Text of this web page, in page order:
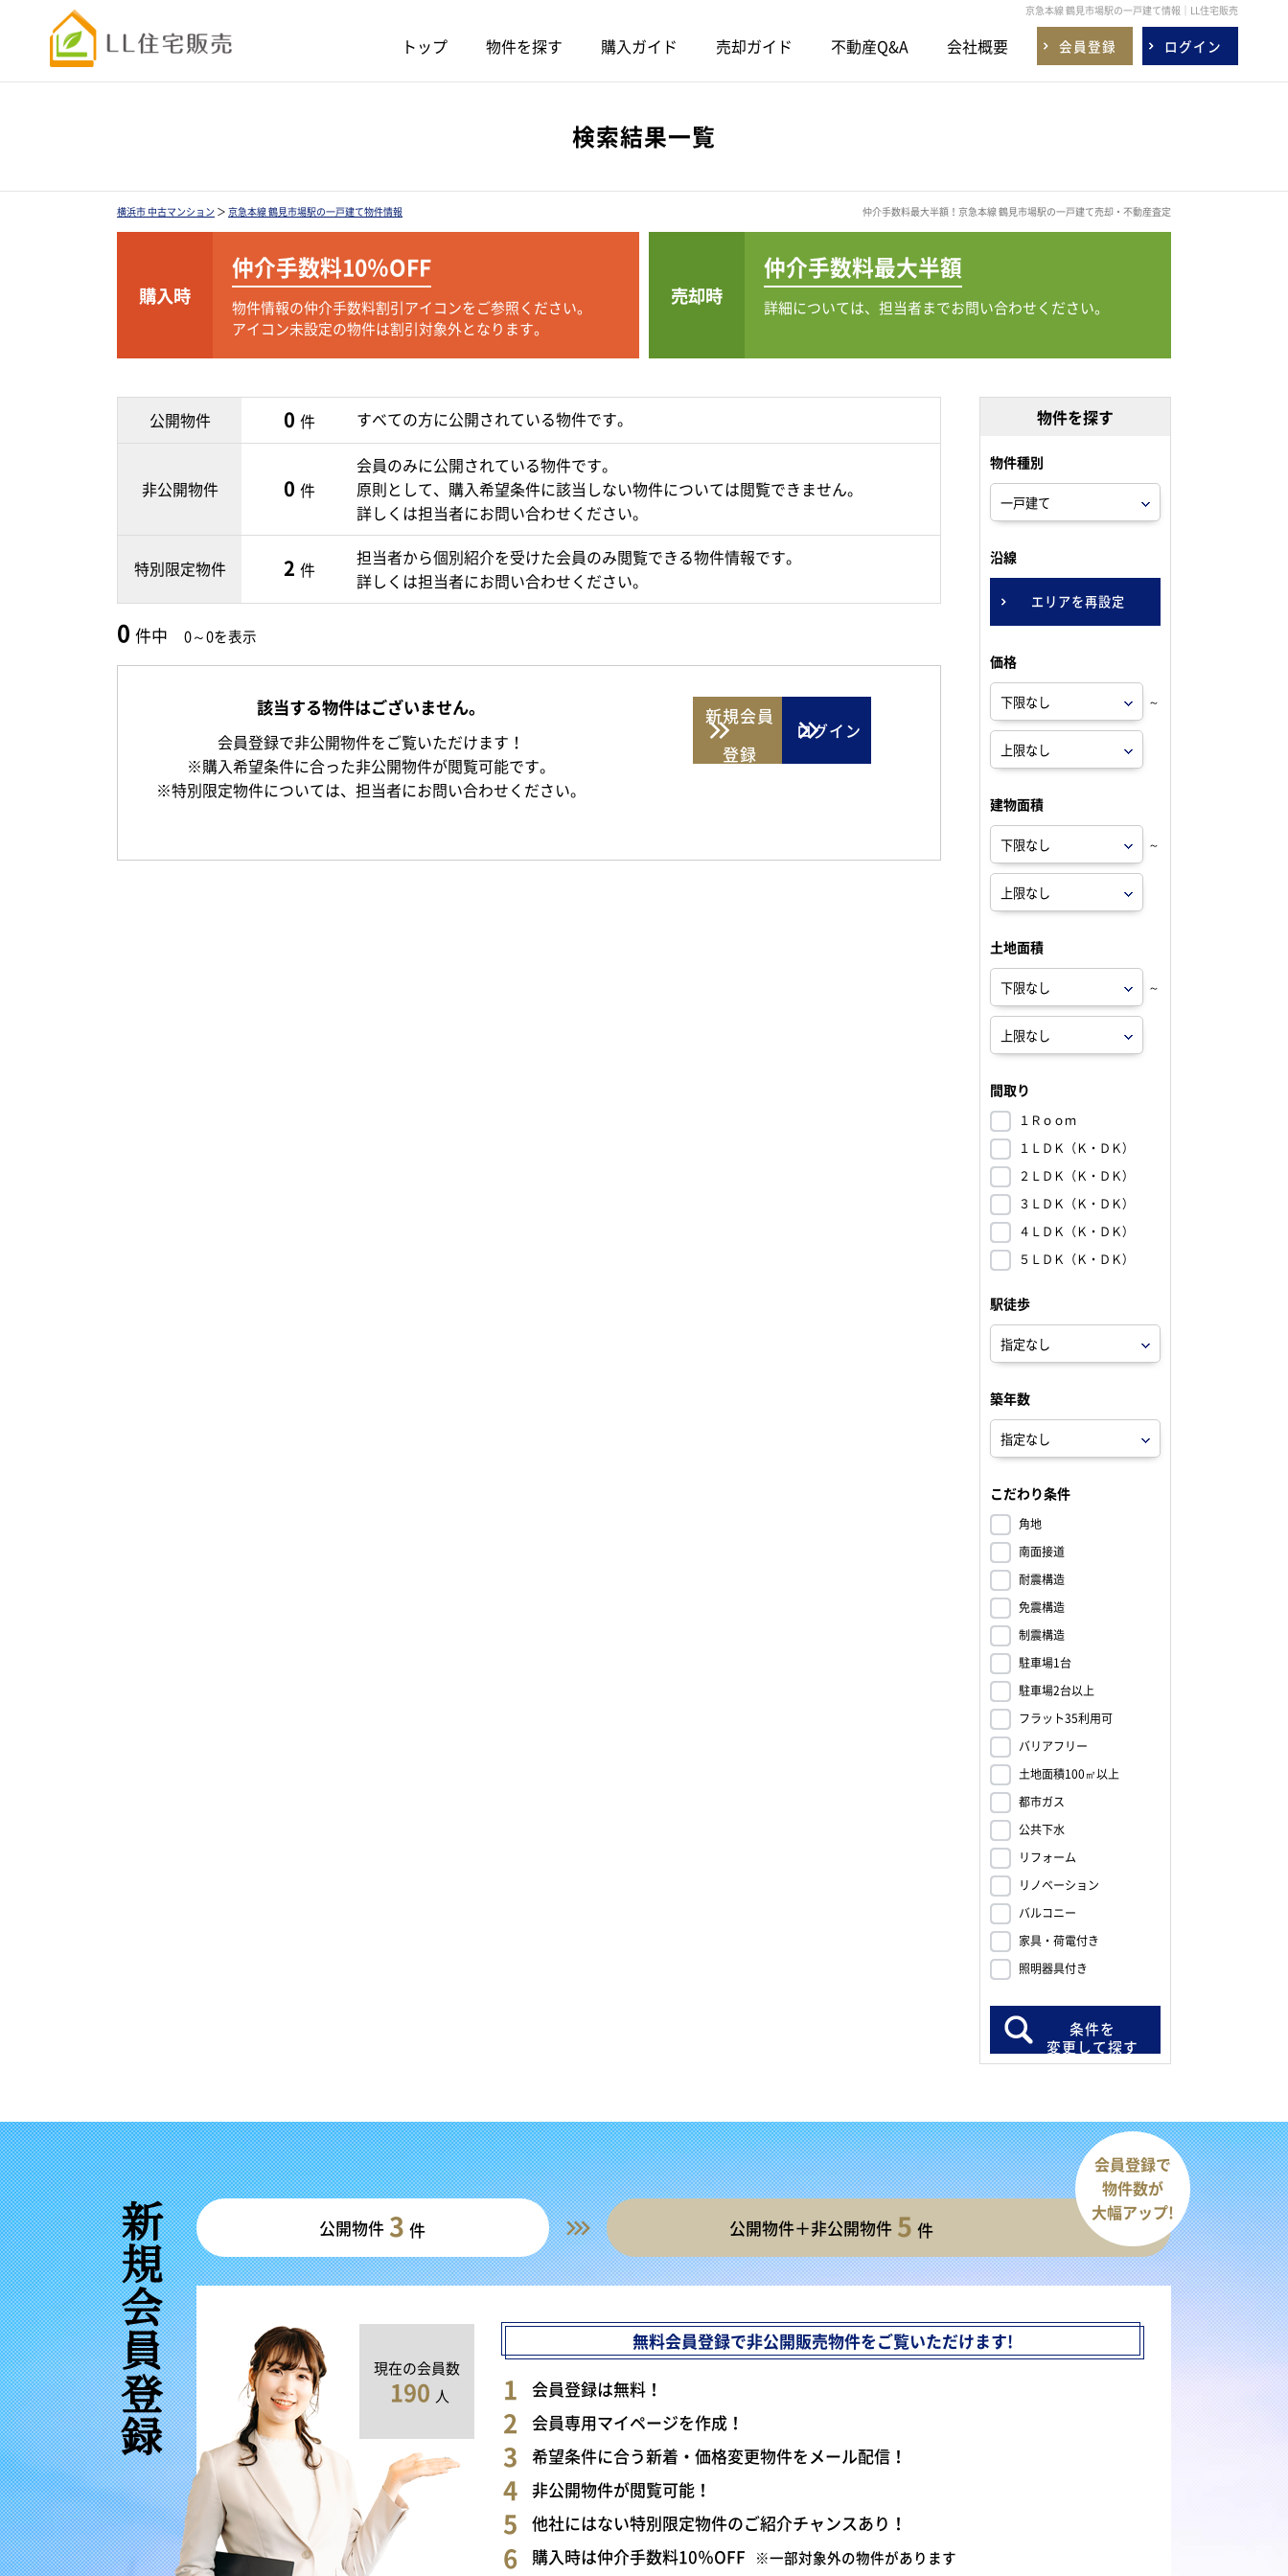
京急本線 鶴見市場駅の一戸建て情報｜LL住宅販売
トップ 物件を探す 購入ガイド 売却ガイド 不動産Q&A 会社概要 会員登録 ログイン
検索結果一覧
横浜市 中古マンション ＞ 京急本線 鶴見市場駅の一戸建て物件情報 仲介手数料最大半額！京急本線 鶴見市場駅の一戸建て売却・不動産査定
購入時
仲介手数料10％OFF
物件情報の仲介手数料割引アイコンをご参照ください。
アイコン未設定の物件は割引対象外となります。
売却時
仲介手数料最大半額
詳細については、担当者までお問い合わせください。
公開物件 0 件 すべての方に公開されている物件です。
非公開物件 0 件
会員のみに公開されている物件です。
原則として、購入希望条件に該当しない物件については閲覧できません。
詳しくは担当者にお問い合わせください。
特別限定物件 2 件
担当者から個別紹介を受けた会員のみ閲覧できる物件情報です。
詳しくは担当者にお問い合わせください。
0 件中 0～0を表示
該当する物件はございません。
会員登録で非公開物件をご覧いただけます！
※購入希望条件に合った非公開物件が閲覧可能です。
※特別限定物件については、担当者にお問い合わせください。
新規会員
登録
ログイン
物件を探す
物件種別
沿線
エリアを再設定
価格
～
建物面積
～
土地面積
～
間取り
１Ｒｏｏｍ
１ＬＤＫ（Ｋ・ＤＫ）
２ＬＤＫ（Ｋ・ＤＫ）
３ＬＤＫ（Ｋ・ＤＫ）
４ＬＤＫ（Ｋ・ＤＫ）
５ＬＤＫ（Ｋ・ＤＫ）
駅徒歩
築年数
こだわり条件
角地
南面接道
耐震構造
免震構造
制震構造
駐車場1台
駐車場2台以上
フラット35利用可
バリアフリー
土地面積100㎡以上
都市ガス
公共下水
リフォーム
リノベーション
バルコニー
家具・荷電付き
照明器具付き
条件を
変更して探す
新規会員登録 公開物件 3 件 公開物件＋非公開物件 5 件
会員登録で
物件数が
大幅アップ!
現在の会員数
190 人
無料会員登録で非公開販売物件をご覧いただけます!
会員登録は無料！
会員専用マイページを作成！
希望条件に合う新着・価格変更物件をメール配信！
非公開物件が閲覧可能！
他社にはない特別限定物件のご紹介チャンスあり！
購入時は仲介手数料10％OFF ※一部対象外の物件があります